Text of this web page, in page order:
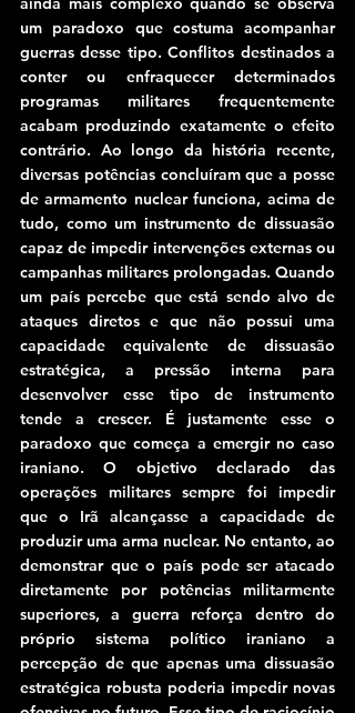
um paradoxo que costuma acompanhar
guerras desse tipo. Conflitos destinados a
conter ou enfraquecer determinados
programas militares frequentemente
acabam produzindo exatamente o efeito
contrário. Ao longo da história recente,
diversas potências concluíram que a posse
de armamento nuclear funciona, acima de
tudo, como um instrumento de dissuasão
capaz de impedir intervenções externas ou
campanhas militares prolongadas. Quando
um país percebe que está sendo alvo de
ataques diretos e que não possui uma
capacidade equivalente de dissuasão
estratégica, a pressão interna para
desenvolver esse tipo de instrumento
tende a crescer. É justamente esse o
paradoxo que começa a emergir no caso
iraniano. O objetivo declarado das
operações militares sempre foi impedir
que o Irã alcançasse a capacidade de
produzir uma arma nuclear. No entanto, ao
demonstrar que o país pode ser atacado
diretamente por potências militarmente
superiores, a guerra reforça dentro do
próprio sistema político iraniano a
percepção de que apenas uma dissuasão
estratégica robusta poderia impedir novas